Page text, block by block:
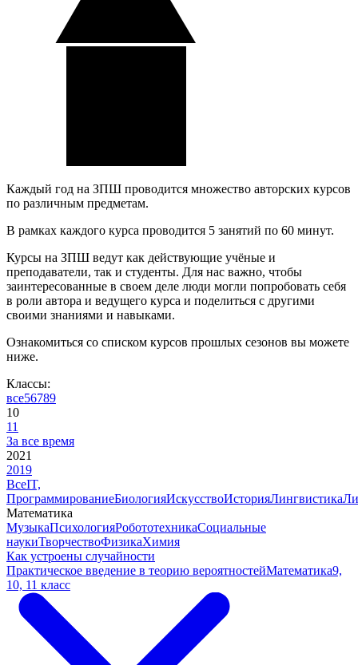
Каждый год на ЗПШ проводится множество авторских курсов
по различным предметам.
В рамках каждого курса проводится 5 занятий по 60 минут.
Курсы на ЗПШ ведут как действующие учёные и
преподаватели, так и студенты. Для нас важно, чтобы
заинтересованные в своем деле люди могли попробовать себя
в роли автора и ведущего курса и поделиться с другими
своими знаниями и навыками.
Ознакомиться со списком курсов прошлых сезонов вы можете
ниже.
Классы:
все56789
10
11
За все время
2021
2019
ВсеIT,
ПрограммированиеБиологияИскусствоИсторияЛингвистика
Математика
МузыкаПсихологияРобототехникаСоциальные
наукиТворчествоФизикаХимия
Как устроены случайности
Практическое введение в теорию вероятностейМатематика9,
10, 11 класс